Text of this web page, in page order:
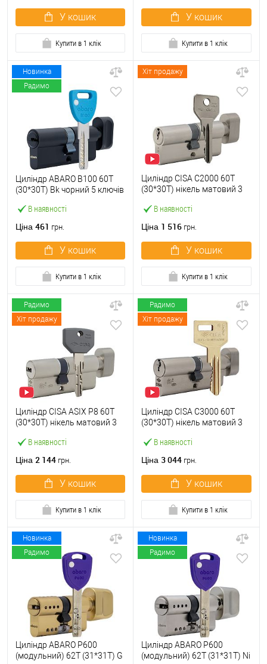
У кошик
Купити в 1 клік
У кошик
Купити в 1 клік
Новинка
Радимо
В наявності
Циліндр ABARO B100 60T
(30*30T) Bk чорний 5 ключів
Ціна 461 грн.
У кошик
Купити в 1 клік
Хіт продажу
В наявності
Циліндр CISA C2000 60T
(30*30T) нікель матовий 3
Ціна 1 516 грн.
У кошик
Купити в 1 клік
Радимо
Хіт продажу
В наявності
Циліндр CISA ASIX P8 60T
(30*30T) нікель матовий 3
Ціна 2 144 грн.
У кошик
Купити в 1 клік
Радимо
Хіт продажу
В наявності
Циліндр CISA C3000 60T
(30*30T) нікель матовий 3
Ціна 3 044 грн.
У кошик
Купити в 1 клік
Новинка
Радимо
Циліндр ABARO P600
(модульний) 62T (31*31T) G
Новинка
Радимо
Циліндр ABARO P600
(модульний) 62T (31*31T) Ni